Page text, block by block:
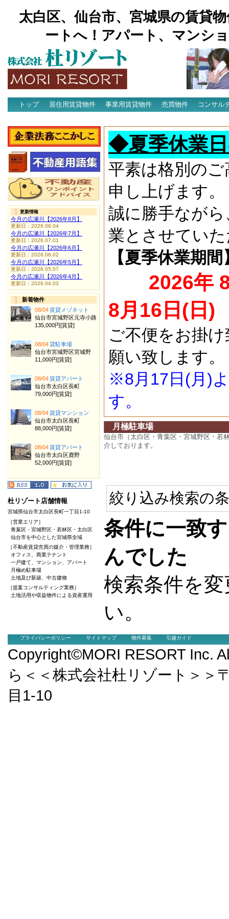
太白区、仙台市、宮城県の賃貸
ートへ！アパート、マンシ
トップ 居住用賃貸物件 事業用賃貸物件 売買物件
コンサル
◆夏季休業
平素は格別の
申し上げます。
誠に勝手なが
業とさせてい
【夏季休業期間
2026年
8月16日(日)
ご不便をお掛
願い致します。
※8月17日(月)
す。
月極駐車場
仙台市（太白区・青葉区・宮城野区・若
介しております。
絞り込み検索の
条件に一致
んでした
検索条件を
い。
更新情報
今月の広瀬川【2026年8月】
更新日：2026.08.04
今月の広瀬川【2026年7月】
更新日：2026.07.01
今月の広瀬川【2026年6月】
更新日：2026.06.02
今月の広瀬川【2026年5月】
更新日：2026.05.07
今月の広瀬川【2026年4月】
更新日：2026.04.03
新着物件
08/04賃貸メゾネット
仙台市宮城野区元寺小路
135,000円[賃貸]
08/04貸駐車場
仙台市宮城野区宮城野
11,000円[賃貸]
08/04賃貸アパート
仙台市太白区長町
79,000円[賃貸]
08/04賃貸マンション
仙台市太白区長町
88,000円[賃貸]
08/04賃貸アパート
仙台市太白区鹿野
52,000円[賃貸]
杜リゾート店舗情報
宮城県仙台市太白区長町一丁目1-10
［営業エリア］
青葉区・宮城野区・若林区・太白区
仙台市を中心とした宮城県全域
［不動産賃貸売買の媒介・管理業務］
オフィス、商業テナント
一戸建て、マンション、アパート
月極め駐車場
土地及び新築、中古建物
［提案コンサルティング業務］
土地活用や収益物件による資産運用
プライバシーポリシー サイトマップ 物件募集 引越ガイド
Copyright©MORI RESORT Inc.
ら＜＜株式会社杜リゾート＞＞
目1-10